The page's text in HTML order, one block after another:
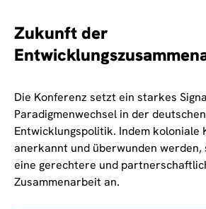
Zukunft der
Die Konferenz setzt ein starkes
Paradigmenwechsel in der deutschen
Entwicklungspolitik. Indem koloniale
anerkannt und überwunden werden,
eine gerechtere und
Zusammenarbeit an.